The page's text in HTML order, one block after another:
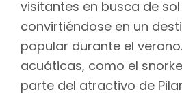
visitantes en busca de
convirtiéndose en un
popular durante el
acuáticas, como el
parte del atractivo de